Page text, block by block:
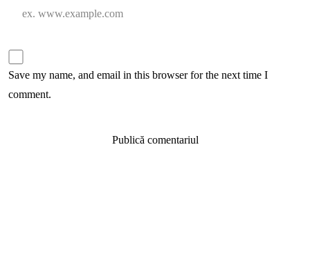
Save my name, and email in this browser for the next time I
comment.